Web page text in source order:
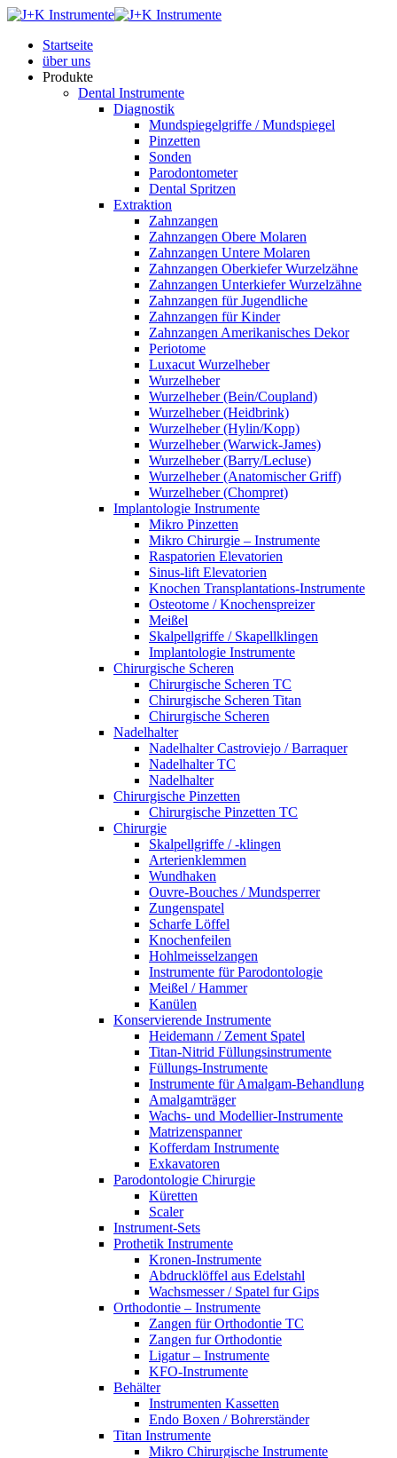
Startseite
über uns
Produkte
Dental Instrumente
Diagnostik
Mundspiegelgriffe / Mundspiegel
Pinzetten
Sonden
Parodontometer
Dental Spritzen
Extraktion
Zahnzangen
Zahnzangen Obere Molaren
Zahnzangen Untere Molaren
Zahnzangen Oberkiefer Wurzelzähne
Zahnzangen Unterkiefer Wurzelzähne
Zahnzangen für Jugendliche
Zahnzangen für Kinder
Zahnzangen Amerikanisches Dekor
Periotome
Luxacut Wurzelheber
Wurzelheber
Wurzelheber (Bein/Coupland)
Wurzelheber (Heidbrink)
Wurzelheber (Hylin/Kopp)
Wurzelheber (Warwick-James)
Wurzelheber (Barry/Lecluse)
Wurzelheber (Anatomischer Griff)
Wurzelheber (Chompret)
Implantologie Instrumente
Mikro Pinzetten
Mikro Chirurgie – Instrumente
Raspatorien Elevatorien
Sinus-lift Elevatorien
Knochen Transplantations-Instrumente
Osteotome / Knochenspreizer
Meißel
Skalpellgriffe / Skapellklingen
Implantologie Instrumente
Chirurgische Scheren
Chirurgische Scheren TC
Chirurgische Scheren Titan
Chirurgische Scheren
Nadelhalter
Nadelhalter Castroviejo / Barraquer
Nadelhalter TC
Nadelhalter
Chirurgische Pinzetten
Chirurgische Pinzetten TC
Chirurgie
Skalpellgriffe / -klingen
Arterienklemmen
Wundhaken
Ouvre-Bouches / Mundsperrer
Zungenspatel
Scharfe Löffel
Knochenfeilen
Hohlmeisselzangen
Instrumente für Parodontologie
Meißel / Hammer
Kanülen
Konservierende Instrumente
Heidemann / Zement Spatel
Titan-Nitrid Füllungsinstrumente
Füllungs-Instrumente
Instrumente für Amalgam-Behandlung
Amalgamträger
Wachs- und Modellier-Instrumente
Matrizenspanner
Kofferdam Instrumente
Exkavatoren
Parodontologie Chirurgie
Küretten
Scaler
Instrument-Sets
Prothetik Instrumente
Kronen-Instrumente
Abdrucklöffel aus Edelstahl
Wachsmesser / Spatel fur Gips
Orthodontie – Instrumente
Zangen für Orthodontie TC
Zangen fur Orthodontie
Ligatur – Instrumente
KFO-Instrumente
Behälter
Instrumenten Kassetten
Endo Boxen / Bohrerständer
Titan Instrumente
Mikro Chirurgische Instrumente